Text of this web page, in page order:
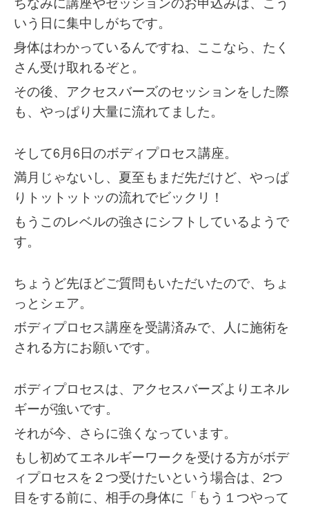
ちなみに講座やセッションのお申込みは、こう
いう日に集中しがちです。
身体はわかっているんですね、ここなら、たく
さん受け取れるぞと。
その後、アクセスバーズのセッションをした際
も、やっぱり大量に流れてました。
そして6月6日のボディプロセス講座。
満月じゃないし、夏至もまだ先だけど、やっぱ
りトットットッの流れでビックリ！
もうこのレベルの強さにシフトしているようで
す。
ちょうど先ほどご質問もいただいたので、ちょ
っとシェア。
ボディプロセス講座を受講済みで、人に施術を
される方にお願いです。
ボディプロセスは、アクセスバーズよりエネル
ギーが強いです。
それが今、さらに強くなっています。
もし初めてエネルギーワークを受ける方がボデ
ィプロセスを２つ受けたいという場合は、2つ
目をする前に、相手の身体に「もう１つやって